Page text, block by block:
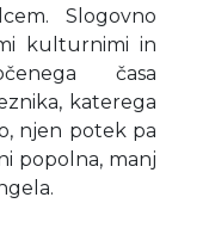
Slogovno
kulturnimi in
časa
katerega
njen potek pa
popolna, manj